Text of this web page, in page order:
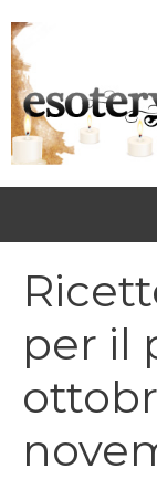
al
contenuto
per il